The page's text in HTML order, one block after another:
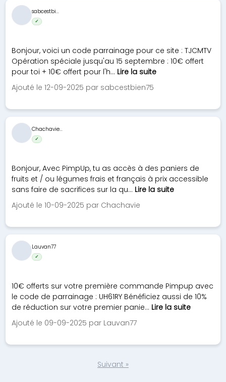
Bonjour, voici un code parrainage pour ce site : TJCMTV
Opération spéciale jusqu'au 15 septembre : 10€ offert
pour toi + 10€ offert pour l'h... Lire la suite
Ajouté le 12-09-2025 par sabcestbien75
sabcestbi...
✓
Bonjour, Avec PimpUp, tu as accès à des paniers de
fruits et / ou légumes frais et français à prix accessible
sans faire de sacrifices sur la qu... Lire la suite
Ajouté le 10-09-2025 par Chachavie
Chachavie...
✓
10€ offerts sur votre première commande Pimpup avec
le code de parrainage : UH61RY Bénéficiez aussi de 10%
de réduction sur votre premier panie... Lire la suite
Ajouté le 09-09-2025 par Lauvan77
Lauvan77
✓
Suivant »